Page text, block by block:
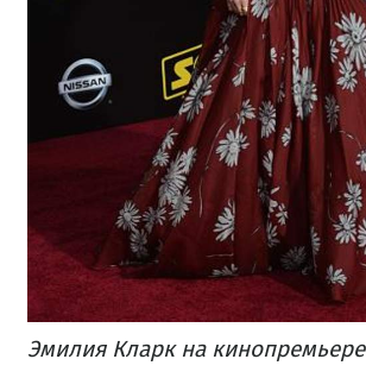
Эмилия Кларк на кинопремьере